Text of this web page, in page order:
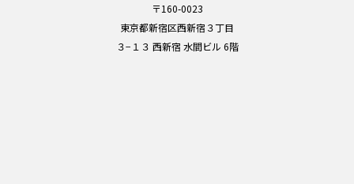
〒160-0023
東京都新宿区西新宿３丁目
３−１３ 西新宿 水間ビル 6階